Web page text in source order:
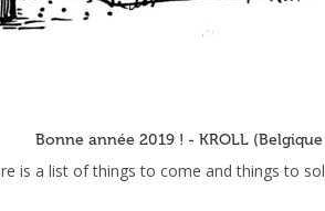
Bonne année 2019 ! - KROLL
is a list of things to come and things to